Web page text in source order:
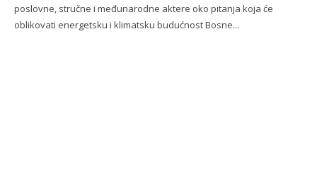
poslovne, stručne i međunarodne aktere oko pitanja koja će
oblikovati energetsku i klimatsku budućnost Bosne...